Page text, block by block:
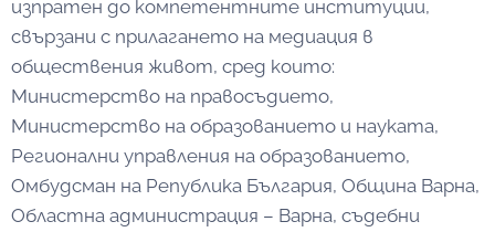
изпратен до компетентните институции,
свързани с прилагането на медиация в
обществения живот, сред които:
Министерство на правосъдието,
Министерство на образованието и науката,
Регионални управления на образованието,
Омбудсман на Република България, Община Варна,
Областна администрация – Варна, съдебни